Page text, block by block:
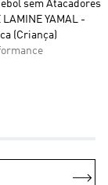
sem Atacadores
LAMINE YAMAL -
(Criança)